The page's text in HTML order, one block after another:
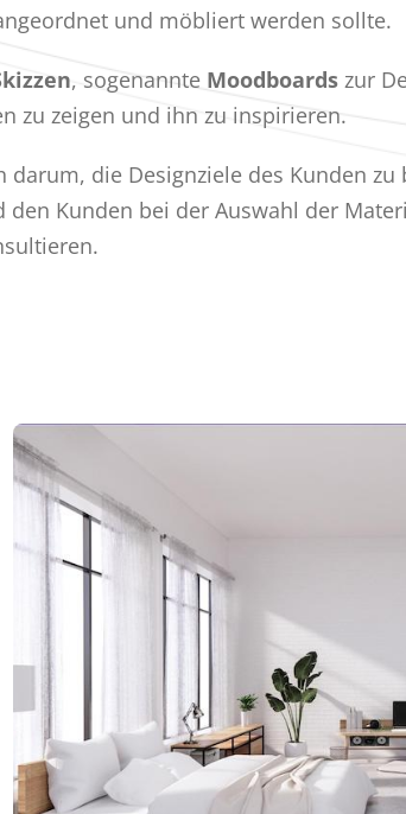
und möbliert werden sollte.
, sogenannte Moodboardszur
zu zeigen und ihn zu inspirieren.
darum, die Designziele des Kunden zu
den Kunden bei der Auswahl der